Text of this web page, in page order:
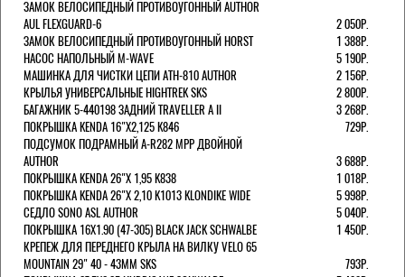
ЗАМОК ВЕЛОСИПЕДНЫЙ ПРОТИВОУГОННЫЙ AUTHOR
AUL FLEXGUARD-6
2 050Р.
ЗАМОК ВЕЛОСИПЕДНЫЙ ПРОТИВОУГОННЫЙ HORST
1 388Р.
НАСОС НАПОЛЬНЫЙ M-WAVE
5 190Р.
МАШИНКА ДЛЯ ЧИСТКИ ЦЕПИ ATH-810 AUTHOR
2 156Р.
КРЫЛЬЯ УНИВЕРСАЛЬНЫЕ HIGHTREK SKS
2 800Р.
БАГАЖНИК 5-440198 ЗАДНИЙ TRAVELLER A II
3 268Р.
ПОКРЫШКА KENDA 16"Х2,125 K846
729Р.
ПОДСУМОК ПОДРАМНЫЙ A-R282 MPP ДВОЙНОЙ
AUTHOR
3 688Р.
ПОКРЫШКА KENDA 26"Х 1,95 K838
1 018Р.
ПОКРЫШКА KENDA 26"Х 2,10 K1013 KLONDIKE WIDE
5 998Р.
СЕДЛО SONO ASL AUTHOR
5 040Р.
ПОКРЫШКА 16X1.90 (47-305) BLACK JACK SCHWALBE
1 450Р.
КРЕПЕЖ ДЛЯ ПЕРЕДНЕГО КРЫЛА НА ВИЛКУ VELO 65
MOUNTAIN 29" 40 - 43ММ SKS
793Р.